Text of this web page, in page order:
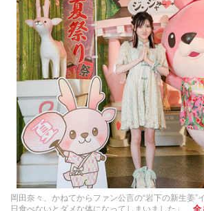
岡田奈々、かねてからファン公言の“岩下の新生姜
日食べないとダメな体になってしまいました」
全